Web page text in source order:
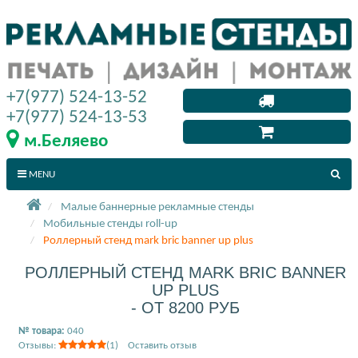
Малые баннерные рекламные стенды
Мобильные стенды roll-up
Роллерный стенд mark bric banner up plus
РОЛЛЕРНЫЙ СТЕНД MARK BRIC BANNER
UP PLUS
- ОТ 8200 РУБ
№ товара: 040
Отзывы:
(1) Оставить отзыв
+7(977) 524-13-52
+7(977) 524-13-53
м.Беляево
MENU